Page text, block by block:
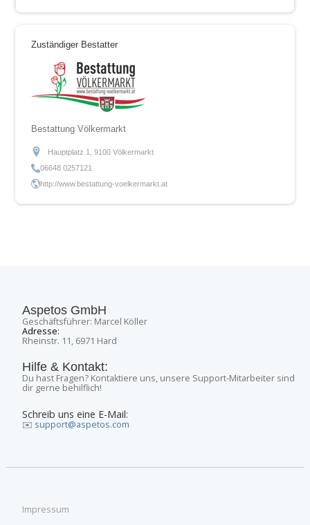
Zuständiger Bestatter
Bestattung Völkermarkt
Hauptplatz 1, 9100 Völkermarkt
06648 0257121
http://www.bestattung-voelkermarkt.at
Aspetos GmbH
Geschäftsführer: Marcel Köller
Adresse:
Rheinstr. 11, 6971 Hard
Hilfe & Kontakt:
Du hast Fragen? Kontaktiere uns, unsere Support-Mitarbeiter sind
dir gerne behilflich!
Schreib uns eine E-Mail:
✉️ support@aspetos.com
Impressum